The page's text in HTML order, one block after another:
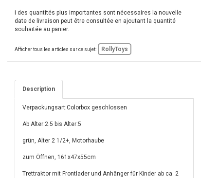
i des quantités plus importantes sont nécessaires la nouvelle
date de livraison peut être consultée en ajoutant la quantité
souhaitée au panier.
Afficher tous les articles sur ce sujet: RollyToys
Description
Verpackungsart:Colorbox geschlossen
Ab Alter:2.5 bis Alter:5
grün, Alter 2 1/2+, Motorhaube
zum Öffnen, 161x47x55cm
Trettraktor mit Frontlader und Anhänger für Kinder ab ca. 2